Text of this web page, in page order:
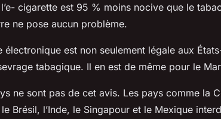
cigarette est 95 % moins nocive que le
ne pose aucun problème.
électronique est non seulement légale aux
tabagique. Il en est de même pour le
ne sont pas de cet avis. Les pays comme la
le Brésil, l’Inde, le Singapour et le Mexique